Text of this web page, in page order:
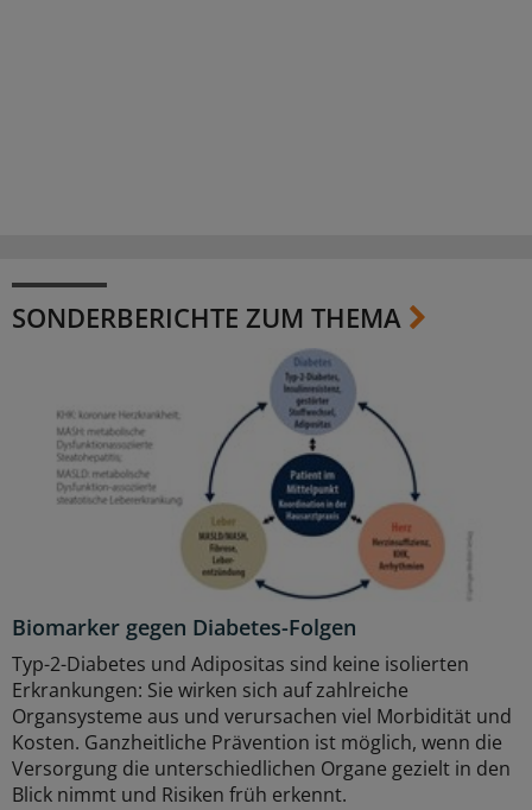
SONDERBERICHTE ZUM THEMA
Biomarker gegen Diabetes-Folgen
Typ-2-Diabetes und Adipositas sind keine isolierten
Erkrankungen: Sie wirken sich auf zahlreiche
Organsysteme aus und verursachen viel Morbidität und
Kosten. Ganzheitliche Prävention ist möglich, wenn die
Versorgung die unterschiedlichen Organe gezielt in den
Blick nimmt und Risiken früh erkennt.